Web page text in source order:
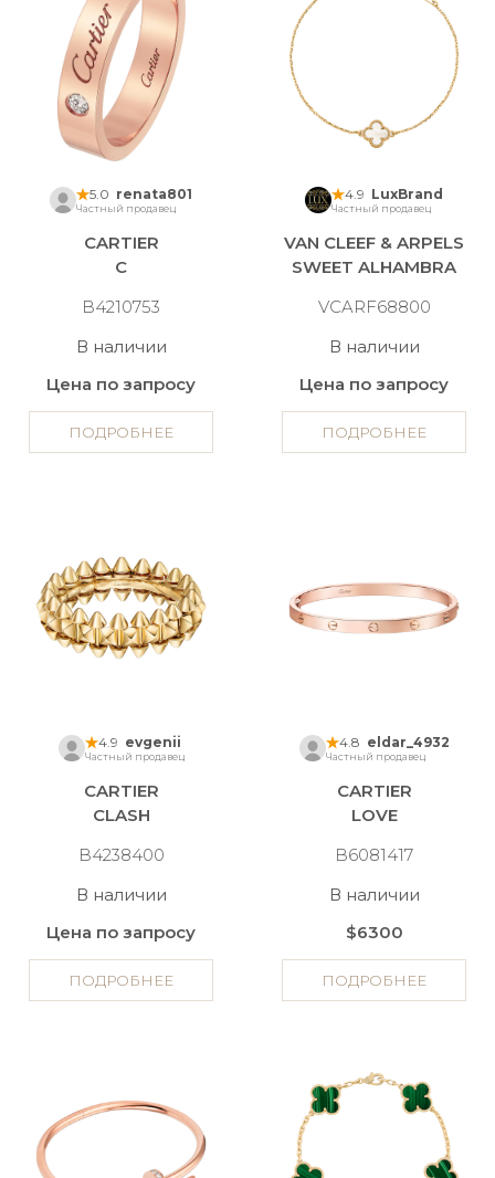
5.0 renata801
Частный продавец
CARTIER
C
B4210753
В наличии
Цена по запросу
ПОДРОБНЕЕ
4.9 LuxBrand
Частный продавец
VAN CLEEF & ARPELS
SWEET ALHAMBRA
VCARF68800
В наличии
Цена по запросу
ПОДРОБНЕЕ
4.9 evgenii
Частный продавец
CARTIER
CLASH
B4238400
В наличии
Цена по запросу
ПОДРОБНЕЕ
4.8 eldar_4932
Частный продавец
CARTIER
LOVE
B6081417
В наличии
$6300
ПОДРОБНЕЕ